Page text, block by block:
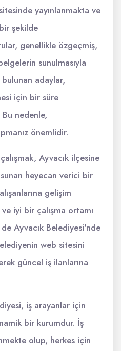
yayınlanmakta ve
şekilde
genellikle özgeçmiş,
sunulmasıyla
bulunan adaylar,
için bir süre
nedenle,
önemlidir.
Ayvacık ilçesine
heyecan verici bir
gelişim
iyi bir çalışma ortamı
Ayvacık Belediyesi'nde
web sitesini
güncel iş ilanlarına
iş arayanlar için
bir kurumdur. İş
olup, herkes için